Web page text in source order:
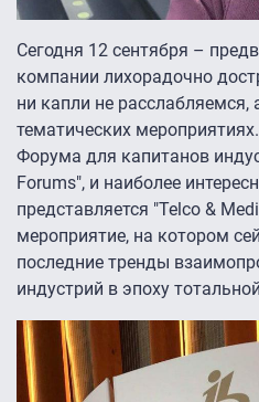
Сегодня 12 сентября –
компании лихорадочно
ни капли не расслабляемся,
тематических
Форума для капитанов
Forums", и наиболее
представляется "Telco &
мероприятие, на котором
последние тренды
индустрий в эпоху